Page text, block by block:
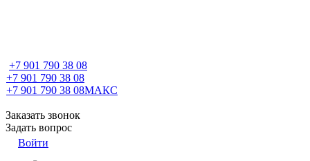
+7 901 790 38 08
+7 901 790 38 08
+7 901 790 38 08МАКС
Заказать звонок
Задать вопрос
Войти